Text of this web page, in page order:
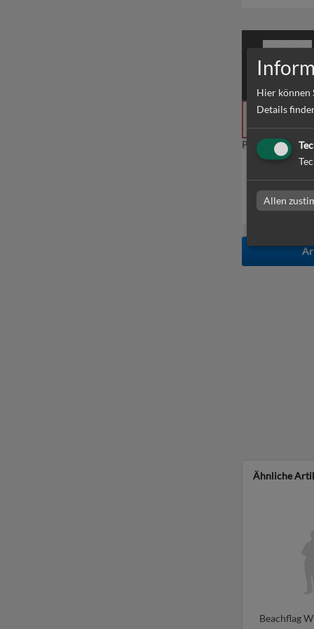
Product not
Ähnliche
Beachflag
Hier können
Details
Allen